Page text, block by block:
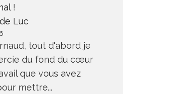
!
Luc
tout d'abord je
du fond du cœur
que vous avez
mettre...